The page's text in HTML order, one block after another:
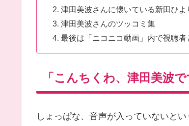
津田美波さんに懐いている新田ひよ
津田美波さんのツッコミ集
最後は「ニコニコ動画」内で視聴
「こんちくわ、津田美波
しょっぱな、音声が入っていないと